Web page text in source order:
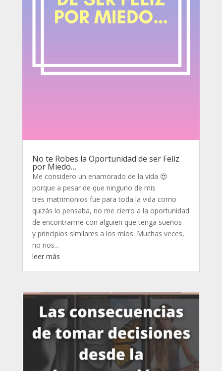
No te Robes la Oportunidad de ser Feliz
por Miedo…
Me considero un enamorado de la vida 😍
porque a pesar de que ninguno de mis
tres matrimonios fue para toda la vida como
quizás lo pensaba, no me cierro a la oportunidad
de encontrarme con alguien que tenga sueños
y principios similares a los míos. Muchas veces,
no nos...
leer más